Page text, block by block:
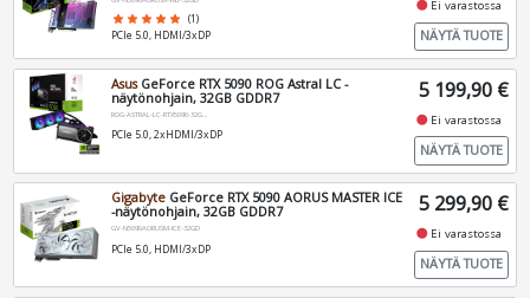
star star star star star (1)
PCIe 5.0, HDMI/3xDP
fiber_manual_record Ei varastossa
NÄYTÄ TUOTE
AsusGeForce RTX 5090 ROG Astral LC -
näytönohjain, 32GB GDDR7
ROG-ASTRAL-LC-RTX5090-32G-GAMI
PCIe 5.0, 2xHDMI/3xDP
5 199,90 €
fiber_manual_record Ei varastossa
NÄYTÄ TUOTE
Gigabyte GeForce RTX 5090 AORUS MASTER ICE
-näytönohjain, 32GB GDDR7
GV-N5090AORUSM-ICE-32GD
PCIe 5.0, HDMI/3xDP
5 299,90 €
fiber_manual_record Ei varastossa
NÄYTÄ TUOTE